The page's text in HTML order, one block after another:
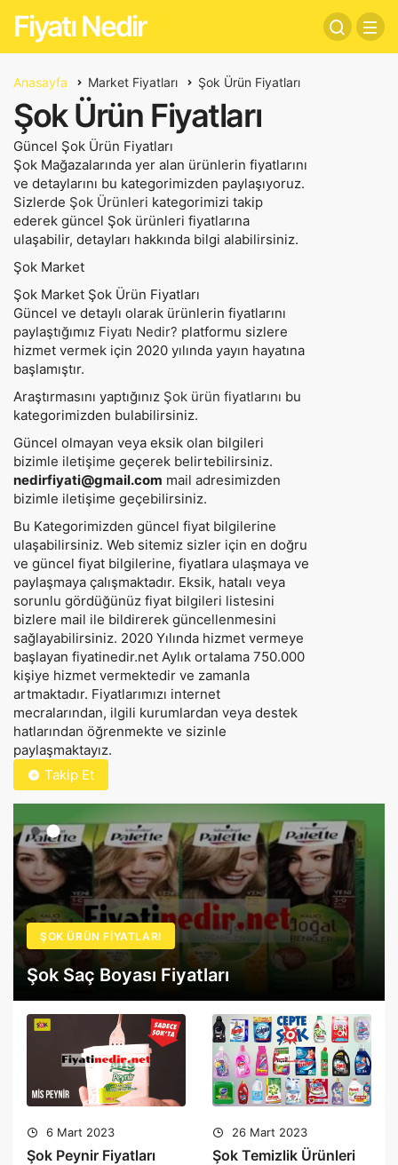
Fiyatı Nedir
Anasayfa Market Fiyatları Şok Ürün Fiyatları
Şok Ürün Fiyatları
Güncel Şok Ürün Fiyatları
Şok Mağazalarında yer alan ürünlerin fiyatlarını
ve detaylarını bu kategorimizden paylaşıyoruz.
Sizlerde Şok Ürünleri kategorimizi takip
ederek güncel Şok ürünleri fiyatlarına
ulaşabilir, detayları hakkında bilgi alabilirsiniz.
Şok Market
Şok Market Şok Ürün Fiyatları
Güncel ve detaylı olarak ürünlerin fiyatlarını
paylaştığımız Fiyatı Nedir? platformu sizlere
hizmet vermek için 2020 yılında yayın hayatına
başlamıştır.
Araştırmasını yaptığınız Şok ürün fiyatlarını bu
kategorimizden bulabilirsiniz.
Güncel olmayan veya eksik olan bilgileri
bizimle iletişime geçerek belirtebilirsiniz.
nedirfiyati@gmail.com mail adresimizden
bizimle iletişime geçebilirsiniz.
Bu Kategorimizden güncel fiyat bilgilerine
ulaşabilirsiniz. Web sitemiz sizler için en doğru
ve güncel fiyat bilgilerine, fiyatlara ulaşmaya ve
paylaşmaya çalışmaktadır. Eksik, hatalı veya
sorunlu gördüğünüz fiyat bilgileri listesini
bizlere mail ile bildirerek güncellenmesini
sağlayabilirsiniz. 2020 Yılında hizmet vermeye
başlayan fiyatinedir.net Aylık ortalama 750.000
kişiye hizmet vermektedir ve zamanla
artmaktadır. Fiyatlarımızı internet
mecralarından, ilgili kurumlardan veya destek
hatlarından öğrenmekte ve sizinle
paylaşmaktayız.
Takip Et
ŞOK ÜRÜN FIYATLARI
Şok Saç Boyası Fiyatları
6 Mart 2023
Şok Peynir Fiyatları
26 Mart 2023
Şok Temizlik Ürünleri